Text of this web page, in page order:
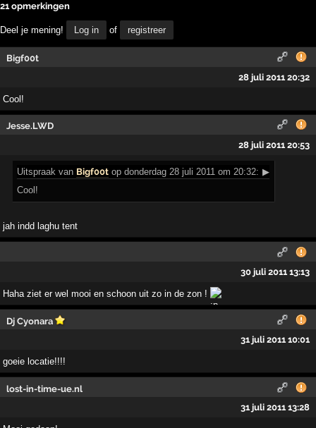
21 opmerkingen
Deel je mening! Log in of registreer
Bigf00t
28 juli 2011 20:32
Cool!
Jesse.LWD
28 juli 2011 20:53
Uitspraak van Bigf00t op donderdag 28 juli 2011 om 20:32: ▶
Cool!
jah indd laghu tent
30 juli 2011 13:13
Haha ziet er wel mooi en schoon uit zo in de zon !
Dj Cyonara
31 juli 2011 10:01
goeie locatie!!!!
lost-in-time-ue.nl
31 juli 2011 13:28